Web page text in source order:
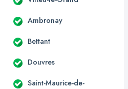
Ambronay
Bettant
Douvres
Saint-Maurice-de-